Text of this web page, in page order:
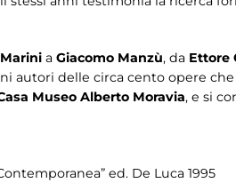
a Giacomo Manzù, da Ettore
autori delle circa cento opere
Museo Alberto Moravia, e si
ed. De Luca 1995